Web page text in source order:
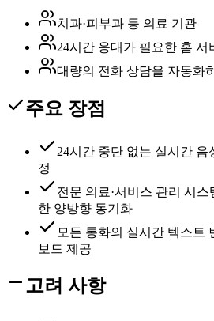
치과·피부과 등 의료 기관
24시간 응대가 필요한 홈 서
대량의 전화 상담을 자동화
주요 장점
24시간 중단 없는 실시간
정
전문 의료·서비스 관리 시
한 양방향 동기화
모든 통화의 실시간 텍스트
보드 제공
고려 사항